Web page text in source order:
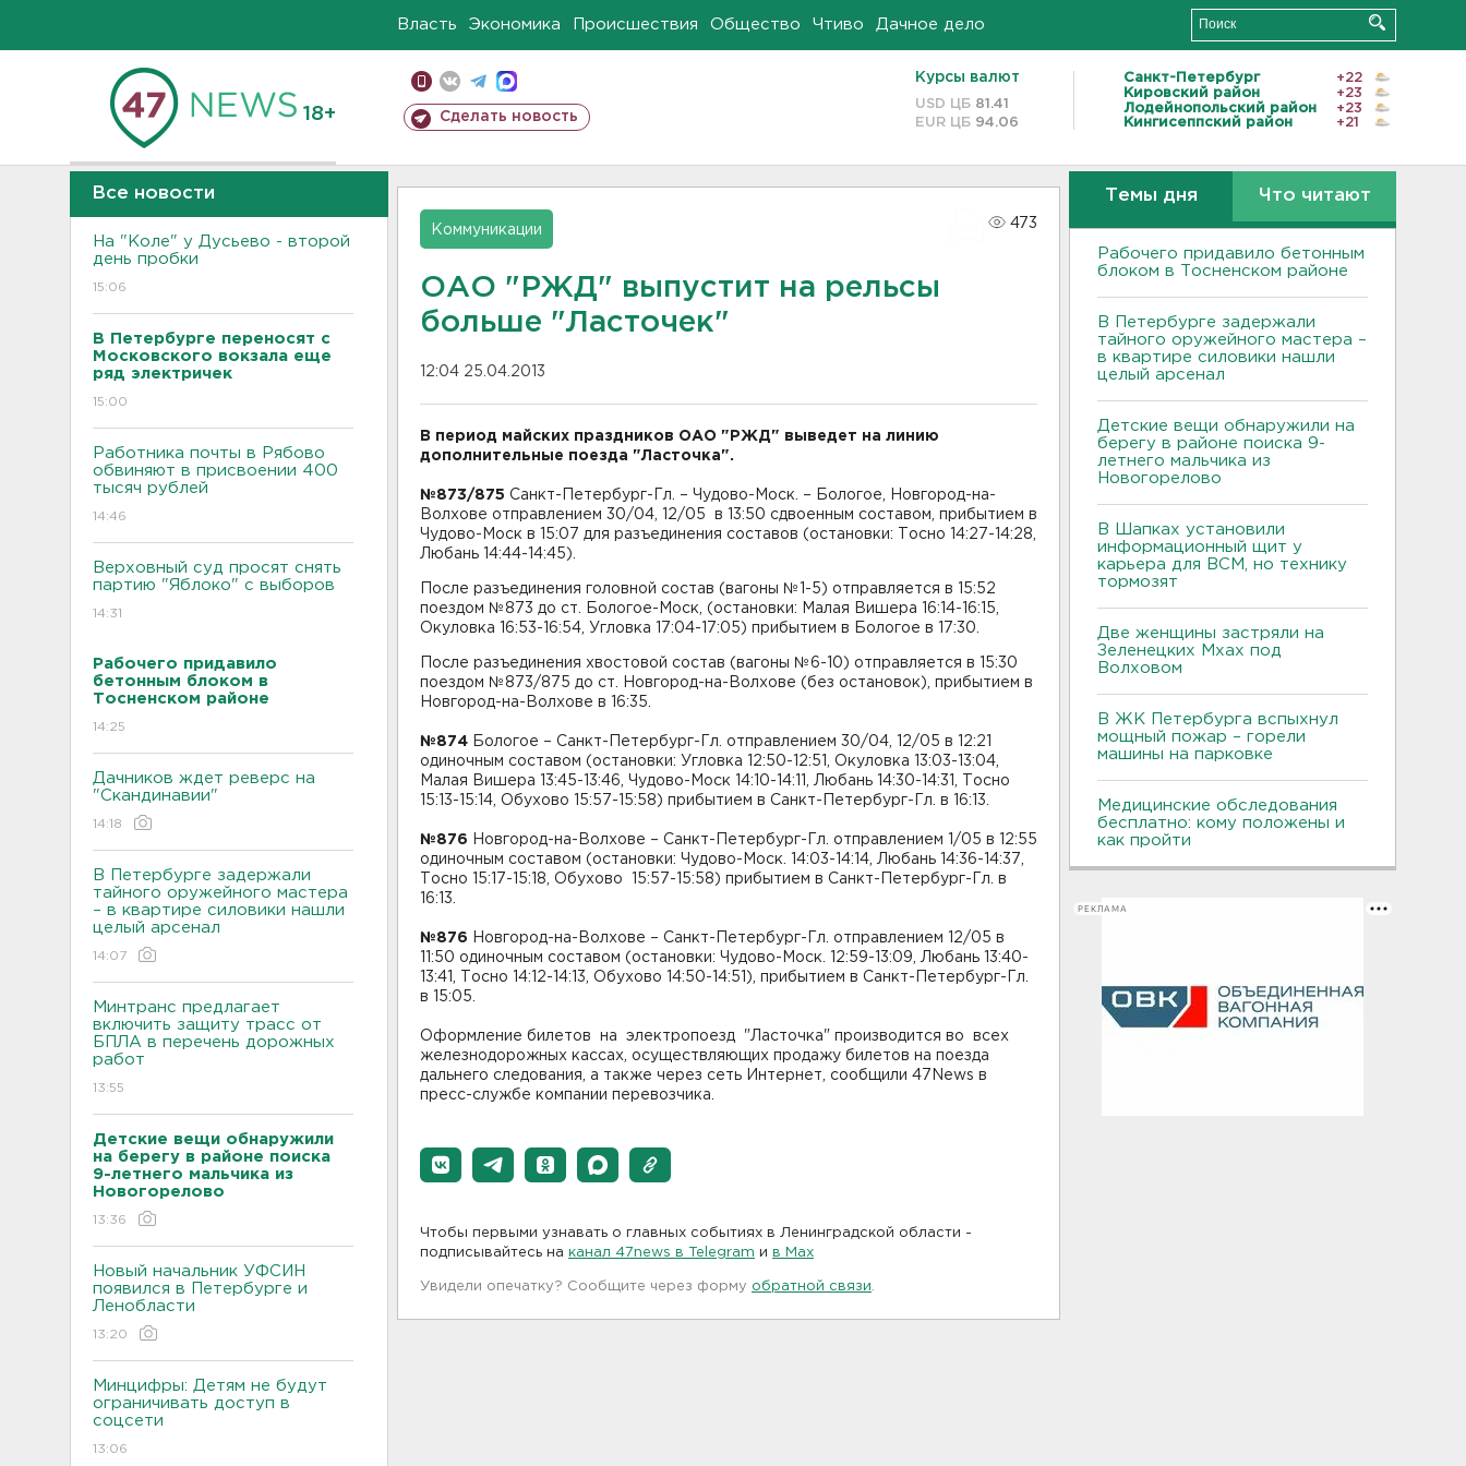
Власть Экономика Происшествия Общество Чтиво Дачное дело
18+ Сделать новость
Курсы валют
USD ЦБ 81.41
EUR ЦБ 94.06
Санкт-Петербург
+22
Кировский район
+23
Лодейнопольский район
+23
Кингисеппский район
+21
Все новости
На "Коле" у Дусьево - второй
день пробки
15:06
В Петербурге переносят с
Московского вокзала еще
ряд электричек
15:00
Работника почты в Рябово
обвиняют в присвоении 400
тысяч рублей
14:46
Верховный суд просят снять
партию "Яблоко" с выборов
14:31
Рабочего придавило
бетонным блоком в
Тосненском районе
14:25
Дачников ждет реверс на
"Скандинавии"
14:18
В Петербурге задержали
тайного оружейного мастера
– в квартире силовики нашли
целый арсенал
14:07
Минтранс предлагает
включить защиту трасс от
БПЛА в перечень дорожных
работ
13:55
Детские вещи обнаружили
на берегу в районе поиска
9-летнего мальчика из
Новогорелово
13:36
Новый начальник УФСИН
появился в Петербурге и
Ленобласти
13:20
Минцифры: Детям не будут
ограничивать доступ в
соцсети
13:06
Коммуникации
473
ОАО "РЖД" выпустит на рельсы
больше "Ласточек"
12:04 25.04.2013
В период майских праздников ОАО "РЖД" выведет на линию
дополнительные поезда "Ласточка".
№873/875 Санкт-Петербург-Гл. – Чудово-Моск. – Бологое, Новгород-на-
Волхове отправлением 30/04, 12/05 в 13:50 сдвоенным составом, прибытием в
Чудово-Моск в 15:07 для разъединения составов (остановки: Тосно 14:27-14:28,
Любань 14:44-14:45).
После разъединения головной состав (вагоны №1-5) отправляется в 15:52
поездом №873 до ст. Бологое-Моск, (остановки: Малая Вишера 16:14-16:15,
Окуловка 16:53-16:54, Угловка 17:04-17:05) прибытием в Бологое в 17:30.
После разъединения хвостовой состав (вагоны №6-10) отправляется в 15:30
поездом №873/875 до ст. Новгород-на-Волхове (без остановок), прибытием в
Новгород-на-Волхове в 16:35.
№874 Бологое – Санкт-Петербург-Гл. отправлением 30/04, 12/05 в 12:21
одиночным составом (остановки: Угловка 12:50-12:51, Окуловка 13:03-13:04,
Малая Вишера 13:45-13:46, Чудово-Моск 14:10-14:11, Любань 14:30-14:31, Тосно
15:13-15:14, Обухово 15:57-15:58) прибытием в Санкт-Петербург-Гл. в 16:13.
№876
Новгород-на-Волхове – Санкт-Петербург-Гл. отправлением 1/05 в 12:55
одиночным составом (остановки: Чудово-Моск. 14:03-14:14, Любань 14:36-14:37,
Тосно 15:17-15:18, Обухово 15:57-15:58) прибытием в Санкт-Петербург-Гл. в
16:13.
№876 Новгород-на-Волхове – Санкт-Петербург-Гл. отправлением 12/05 в
11:50 одиночным составом (остановки: Чудово-Моск. 12:59-13:09, Любань 13:40-
13:41, Тосно 14:12-14:13, Обухово 14:50-14:51), прибытием в Санкт-Петербург-Гл.
в 15:05.
Оформление билетов на электропоезд "Ласточка" производится во всех
железнодорожных кассах, осуществляющих продажу билетов на поезда
дальнего следования, а также через сеть Интернет, сообщили 47News в
пресс-службе компании перевозчика.
Чтобы первыми узнавать о главных событиях в Ленинградской области -
подписывайтесь на канал 47news в Telegram и в Maх
Увидели опечатку? Сообщите через форму обратной связи
Темы дня Что читают
Рабочего придавило бетонным
блоком в Тосненском районе
В Петербурге задержали
тайного оружейного мастера –
в квартире силовики нашли
целый арсенал
Детские вещи обнаружили на
берегу в районе поиска 9-
летнего мальчика из
Новогорелово
В Шапках установили
информационный щит у
карьера для ВСМ, но технику
тормозят
Две женщины застряли на
Зеленецких Мхах под
Волховом
В ЖК Петербурга вспыхнул
мощный пожар – горели
машины на парковке
Медицинские обследования
бесплатно: кому положены и
как пройти
РЕКЛАМА